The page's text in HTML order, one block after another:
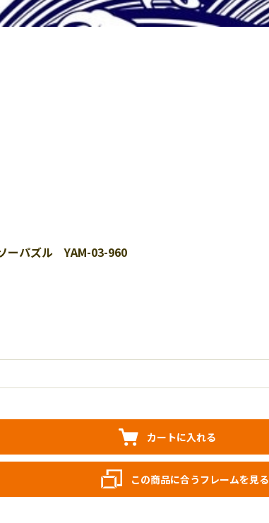
パズル YAM-03-960
カートに入れる
この商品に合うフレームを見る